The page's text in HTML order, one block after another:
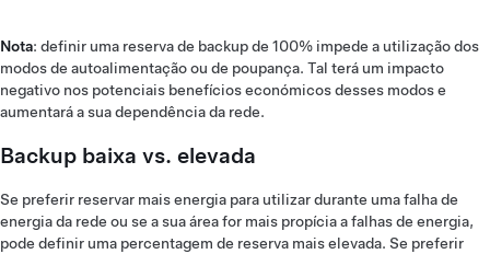
Nota: definir uma reserva de backup de 100% impede a utilização dos
modos de autoalimentação ou de poupança. Tal terá um impacto
negativo nos potenciais benefícios económicos desses modos e
aumentará a sua dependência da rede.
Backup baixa vs. elevada
Se preferir reservar mais energia para utilizar durante uma falha de
energia da rede ou se a sua área for mais propícia a falhas de energia,
pode definir uma percentagem de reserva mais elevada. Se preferir